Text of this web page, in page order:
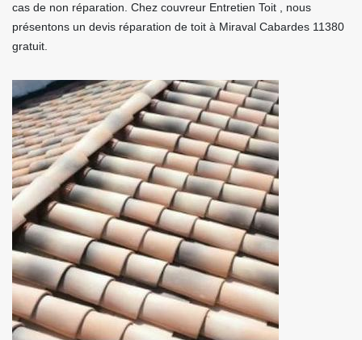
cas de non réparation. Chez couvreur Entretien Toit , nous
présentons un devis réparation de toit à Miraval Cabardes 11380
gratuit.